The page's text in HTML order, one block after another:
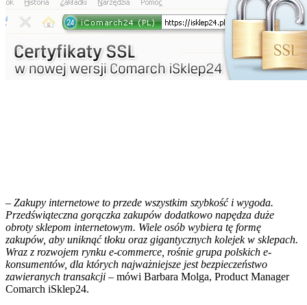
– Zakupy internetowe to przede wszystkim szybkość i wygoda.
Przedświąteczna gorączka zakupów dodatkowo napędza duże
obroty sklepom internetowym. Wiele osób wybiera tę formę
zakupów, aby uniknąć tłoku oraz gigantycznych kolejek w sklepach.
Wraz z rozwojem rynku e-commerce, rośnie grupa polskich e-
konsumentów, dla których najważniejsze jest bezpieczeństwo
zawieranych transakcji – mówi Barbara Molga, Product Manager
Comarch iSklep24.